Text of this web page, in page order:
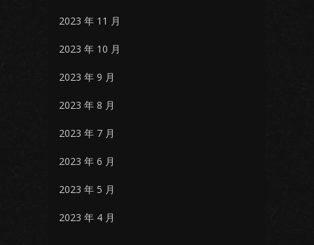
2023 年 11 月
2023 年 10 月
2023 年 9 月
2023 年 8 月
2023 年 7 月
2023 年 6 月
2023 年 5 月
2023 年 4 月